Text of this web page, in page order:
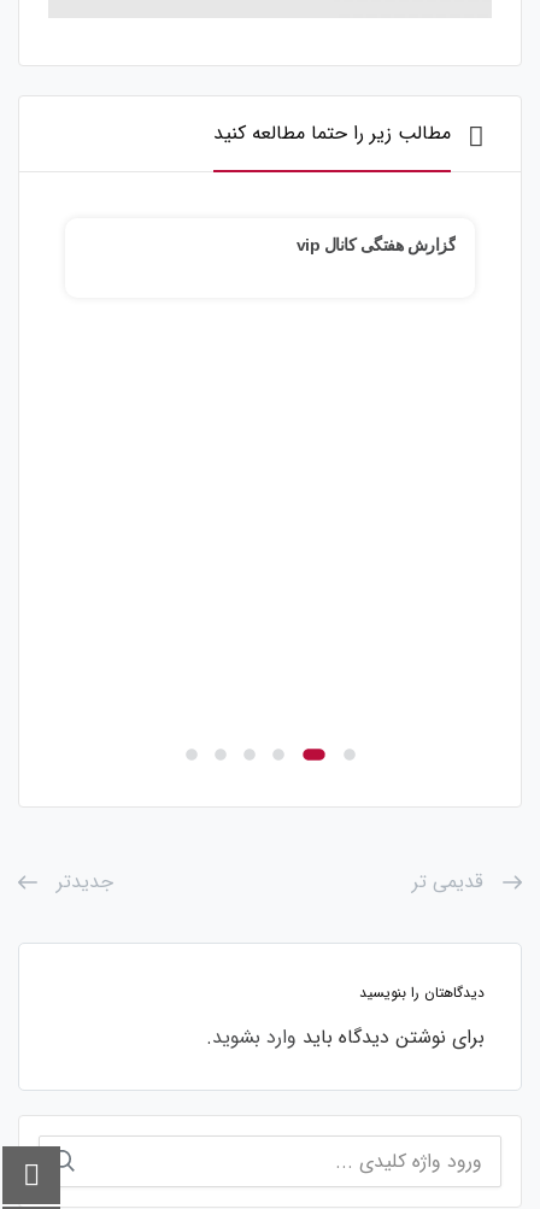
مطالب زیر را حتما مطالعه کنید
گزارش هفتگی کانال vip
قدیمی تر جدیدتر
دیدگاهتان را بنویسید
برای نوشتن دیدگاه باید وارد بشوید.
برای: